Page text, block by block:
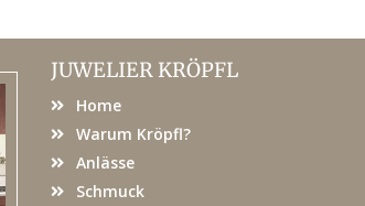
JUWELIER KRÖPFL
Home
Warum Kröpfl?
Anlässe
Schmuck